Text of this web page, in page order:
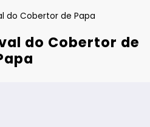
do Cobertor de Papa
do Cobertor de